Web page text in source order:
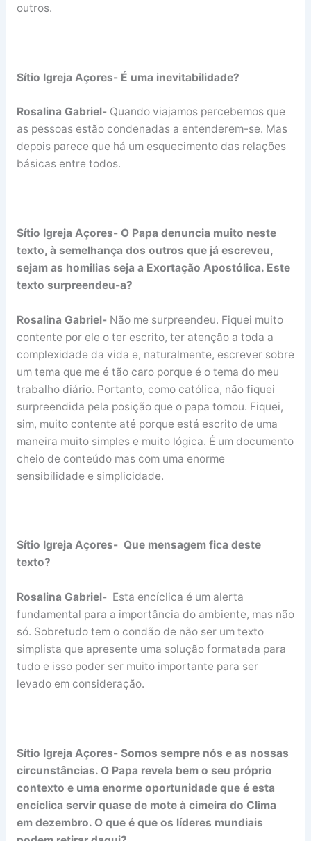
outros.
Sítio Igreja Açores- É uma inevitabilidade?
Rosalina Gabriel-Quando viajamos percebemos que
as pessoas estão condenadas a entenderem-se. Mas
depois parece que há um esquecimento das relações
básicas entre todos.
Sítio Igreja Açores- O Papa denuncia muito neste
texto, à semelhança dos outros que já escreveu,
sejam as homilias seja a Exortação Apostólica. Este
texto surpreendeu-a?
Rosalina Gabriel-Não me surpreendeu. Fiquei muito
contente por ele o ter escrito, ter atenção a toda a
complexidade da vida e, naturalmente, escrever sobre
um tema que me é tão caro porque é o tema do meu
trabalho diário. Portanto, como católica, não fiquei
surpreendida pela posição que o papa tomou. Fiquei,
sim, muito contente até porque está escrito de uma
maneira muito simples e muito lógica. É um documento
cheio de conteúdo mas com uma enorme
sensibilidade e simplicidade.
Sítio Igreja Açores- Que mensagem fica deste
texto?
Rosalina Gabriel-Esta encíclica é um alerta
fundamental para a importância do ambiente, mas não
só. Sobretudo tem o condão de não ser um texto
simplista que apresente uma solução formatada para
tudo e isso poder ser muito importante para ser
levado em consideração.
Sítio Igreja Açores- Somos sempre nós e as nossas
circunstâncias. O Papa revela bem o seu próprio
contexto e uma enorme oportunidade que é esta
encíclica servir quase de mote à cimeira do Clima
em dezembro. O que é que os líderes mundiais